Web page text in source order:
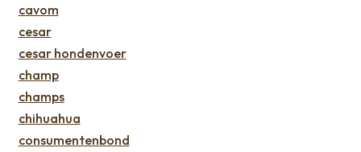
cavom
cesar
cesar hondenvoer
champ
champs
chihuahua
consumentenbond